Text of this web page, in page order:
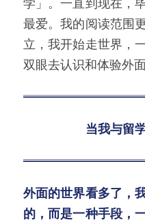
最爱。我的阅读范围
立，我开始走世界，
双眼去认识和体验外面
当我与留
外面的世界看多了，
的，而是一种手段，